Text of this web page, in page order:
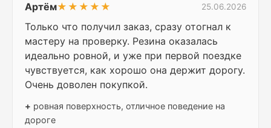
Артём★★★★★ 25.06.2026
Только что получил заказ, сразу отогнал к
мастеру на проверку. Резина оказалась
идеально ровной, и уже при первой поездке
чувствуется, как хорошо она держит дорогу.
Очень доволен покупкой.
+ ровная поверхность, отличное поведение на
дороге